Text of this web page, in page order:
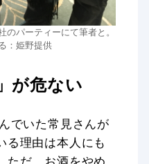
パーティーにて筆者と。
：姫野提供
が危ない
でいた常見さんが
る理由は本人にも